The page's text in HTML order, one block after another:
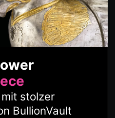
stolzer
BullionVault